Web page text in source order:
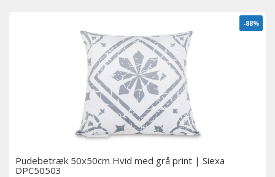
-88%
Pudebetræk 50x50cm Hvid med grå print | Siexa
DPC50503